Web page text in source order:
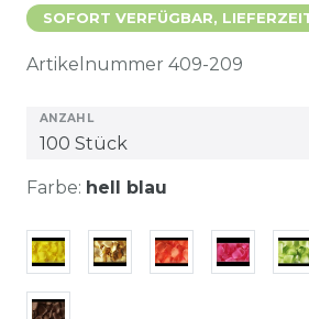
SOFORT VERFÜGBAR,
Artikelnummer 409-209
ANZAHL
Farbe: hell blau